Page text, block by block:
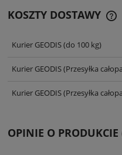
KOSZTY DOSTAWY
Kurier GEODIS(do 100 kg)
Kurier GEODIS(Przesyłka
Kurier GEODIS(Przesyłka
OPINIE O PRODUKCIE